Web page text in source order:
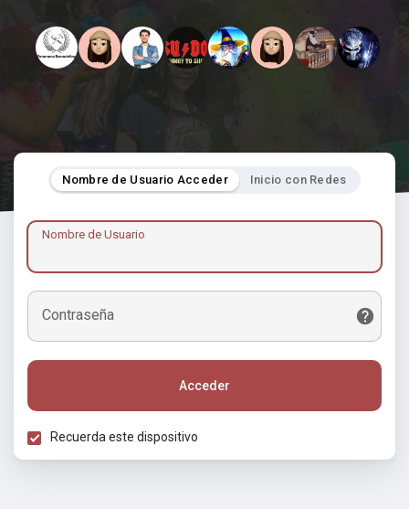
Nombre de Usuario Acceder Inicio con Redes
Nombre de Usuario
Contraseña
Acceder
Recuerda este dispositivo